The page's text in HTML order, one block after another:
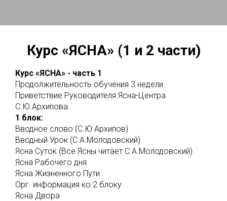
Курс «ЯСНА» (1 и 2 части)
Курс «ЯСНА» - часть 1
Продолжительность обучения 3 недели.
Приветствие Руководителя Ясна-Центра
С.Ю.Архипова.
1 блок:
Вводное слово (С.Ю.Архипов)
Вводный Урок (С.А.Молодовский)
Ясна Суток (Все Ясны читает С.А.Молодовский)
Ясна Рабочего дня
Ясна Жизненного Пути
Орг. информация ко 2 блоку
Ясна Двора